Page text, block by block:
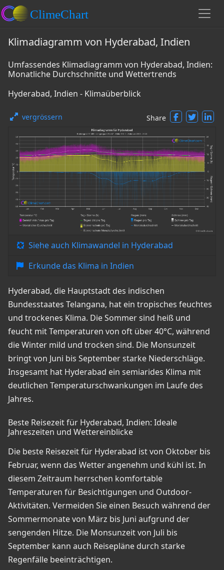
Klimadiagramm von Hyderabad, Indien
Umfassendes Klimadiagramm von Hyderabad, Indien:
Monatliche Durchschnitte und Wettertrends
Hyderabad, Indien - Klimaüberblick
vergrössern Share
Siehe auch Klimawandel in Hyderabad
Erkunde das Klima in Indien
Hyderabad, die Hauptstadt des indischen
Bundesstaates Telangana, hat ein tropisches feuchtes
und trockenes Klima. Die Sommer sind heiß und
feucht mit Temperaturen von oft über 40°C, während
die Winter mild und trocken sind. Die Monsunzeit
bringt von Juni bis September starke Niederschläge.
Insgesamt hat Hyderabad ein semiarides Klima mit
deutlichen Temperaturschwankungen im Laufe des
Jahres.
Beste Reisezeit für Hyderabad, Indien: Ideale
Jahreszeiten und Wettereinblicke
Die beste Reisezeit für Hyderabad ist von Oktober bis
Februar, wenn das Wetter angenehm und kühl ist. In
diesem Zeitraum herrschen komfortable
Temperaturen für Besichtigungen und Outdoor-
Aktivitäten. Vermeiden Sie einen Besuch während der
Sommermonate von März bis Juni aufgrund der
sengenden Hitze. Die Monsunzeit von Juli bis
September kann auch Reisepläne durch starke
Regenfälle beeinträchtigen.